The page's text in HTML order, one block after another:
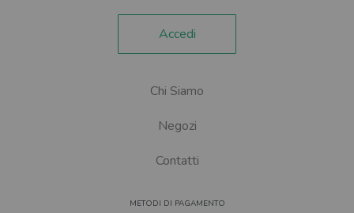
Accedi
Chi Siamo
Negozi
Contatti
METODI DI PAGAMENTO